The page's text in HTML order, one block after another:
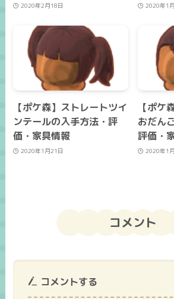
2020年2月18日 2020年1
【ポケ森】ストレートツイ
ンテールの入手方法・評
価・家具情報
2020年1月21日
【ポケ
おだん
評価・
2020年1
コメント
コメントする